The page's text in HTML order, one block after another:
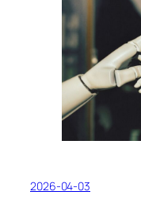
2026-04-03